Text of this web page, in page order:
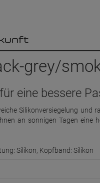
grey/
eine bessere
Silikonversiegelung und
an sonnigen Tagen eine
Silikon, Kopfband: Silikon